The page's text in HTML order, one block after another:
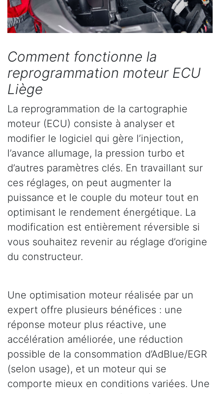
Comment fonctionne la
reprogrammation moteur ECU
Liège
La reprogrammation de la cartographie
moteur (ECU) consiste à analyser et
modifier le logiciel qui gère l’injection,
l’avance allumage, la pression turbo et
d’autres paramètres clés. En travaillant sur
ces réglages, on peut augmenter la
puissance et le couple du moteur tout en
optimisant le rendement énergétique. La
modification est entièrement réversible si
vous souhaitez revenir au réglage d’origine
du constructeur.
Une optimisation moteur réalisée par un
expert offre plusieurs bénéfices : une
réponse moteur plus réactive, une
accélération améliorée, une réduction
possible de la consommation d’AdBlue/EGR
(selon usage), et un moteur qui se
comporte mieux en conditions variées. Une